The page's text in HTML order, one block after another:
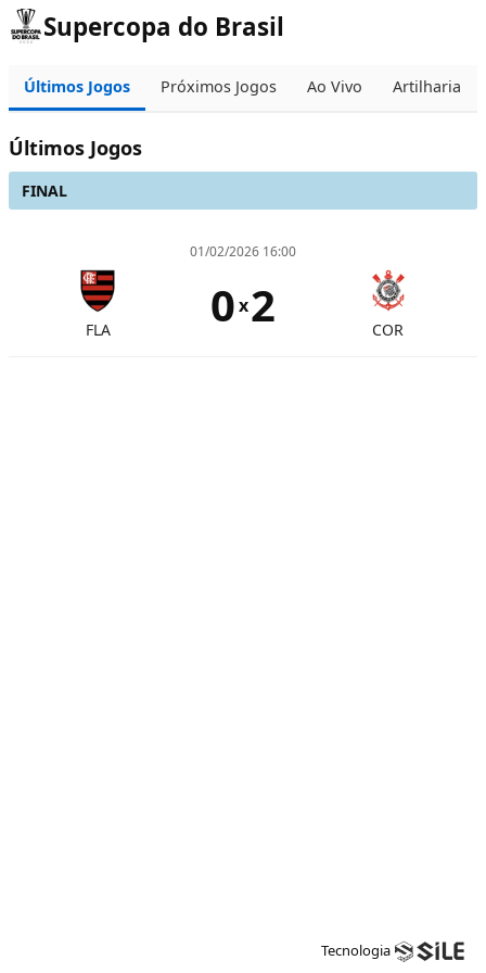
Supercopa do Brasil
Últimos Jogos Próximos Jogos Ao Vivo Artilharia
Últimos Jogos
FINAL
01/02/2026 16:00
FLA 0x2 COR
Tecnologia